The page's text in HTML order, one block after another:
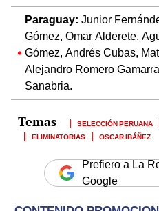
Paraguay: Junior
Gómez, Omar Alderete,
Gómez, Andrés Cubas,
Alejandro Romero
Sanabria.
SELECCIÓN PERUANA
ELIMINATORIAS
OSCAR IBÁÑEZ
Prefiero a La
Google